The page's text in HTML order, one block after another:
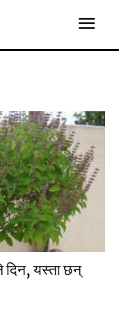
दिन, यस्ता छन्